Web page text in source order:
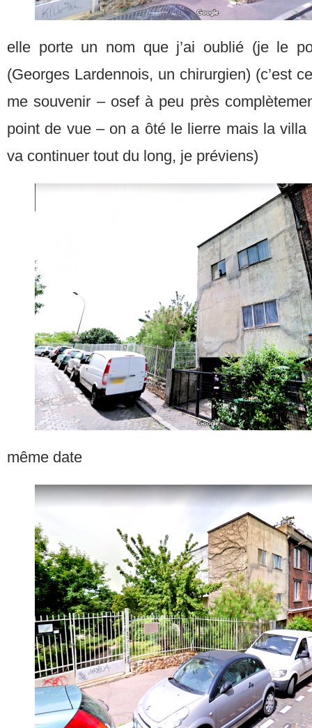
elle porte un nom que j’ai oublié (je le
(Georges Lardennois, un chirurgien) (c’est
me souvenir – osef à peu près
point de vue – on a ôté le lierre mais la
va continuer tout du long, je préviens)
même date